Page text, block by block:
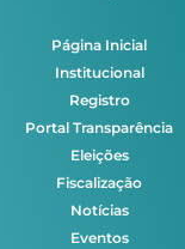
Página Inicial
Institucional
Registro
Portal Transparência
Eleições
Fiscalização
Notícias
Eventos